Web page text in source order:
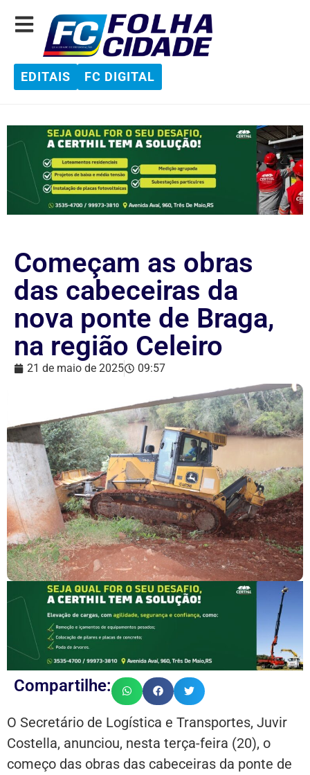
EDITAIS FC DIGITAL
Começam as obras
das cabeceiras da
nova ponte de Braga,
na região Celeiro
21 de maio de 2025 09:57
Compartilhe:
O Secretário de Logística e Transportes, Juvir
Costella, anunciou, nesta terça-feira (20), o
começo das obras das cabeceiras da ponte de